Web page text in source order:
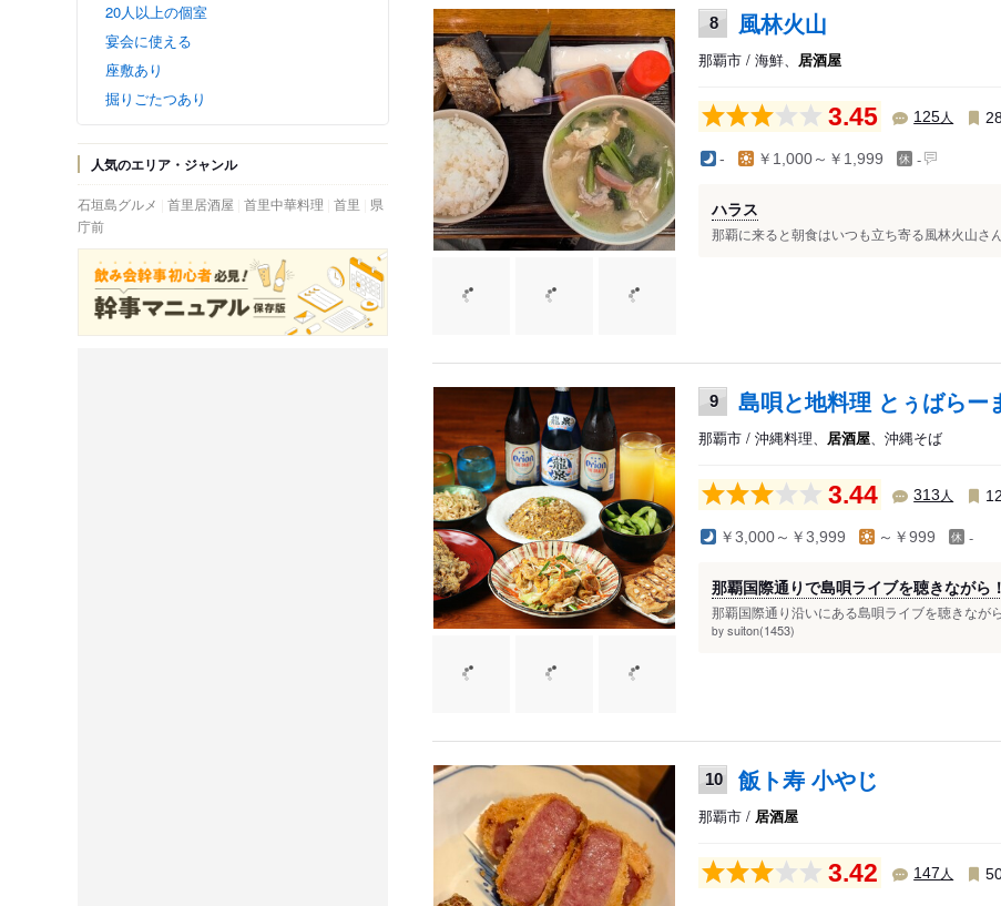
20人以上の個室
宴会に使える
座敷あり
掘りごたつあり
人気のエリア・ジャンル
石垣島グルメ 首里居酒屋 首里中華料理 首里
県
庁前
8 風林火山
那覇市 / 海鮮、 居酒屋
3.45 125人
- ￥1,000～￥1,999 -
ハラス
那覇に来ると朝食はいつも立ち寄る風林火山さ
9 島唄と地料理 とぅばらー
那覇市 / 沖縄料理、 居酒屋、沖縄そば
3.44 313 人
￥3,000～￥3,999 ～￥999 -
那覇国際通りで島唄ライブを聴きながら！
那覇国際通り沿いにある島唄ライブを聴きなが
by suiton(1453)
10 飯ト寿 小やじ
那覇市 / 居酒屋
3.42 147 人